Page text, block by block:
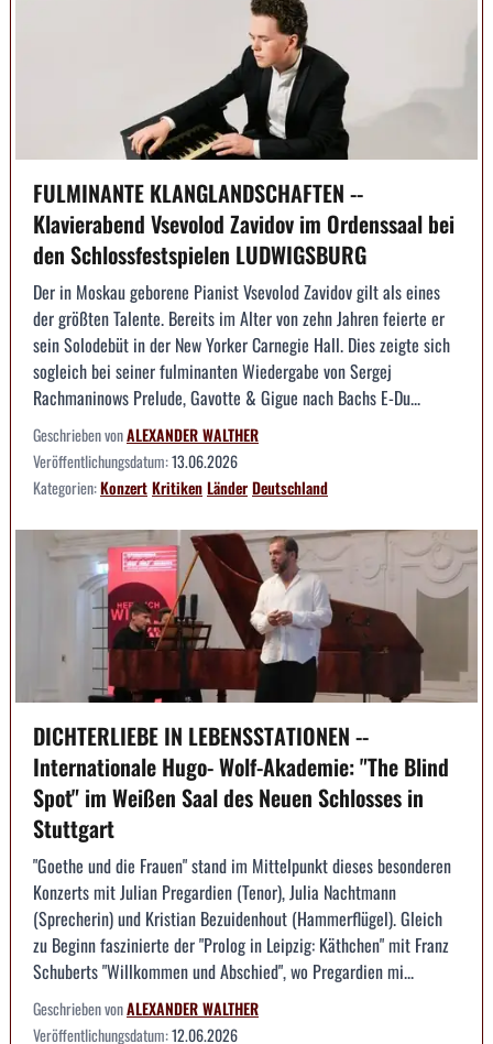
FULMINANTE KLANGLANDSCHAFTEN --
Klavierabend Vsevolod Zavidov im Ordenssaal bei
den Schlossfestspielen LUDWIGSBURG
Der in Moskau geborene Pianist Vsevolod Zavidov gilt als eines
der größten Talente. Bereits im Alter von zehn Jahren feierte er
sein Solodebüt in der New Yorker Carnegie Hall. Dies zeigte sich
sogleich bei seiner fulminanten Wiedergabe von Sergej
Rachmaninows Prelude, Gavotte & Gigue nach Bachs E-Du...
Geschrieben vonALEXANDER WALTHER
Veröffentlichungsdatum:13.06.2026
Kategorien:KonzertKritikenLänderDeutschland
DICHTERLIEBE IN LEBENSSTATIONEN --
Internationale Hugo- Wolf-Akademie: "The Blind
Spot" im Weißen Saal des Neuen Schlosses in
Stuttgart
"Goethe und die Frauen" stand im Mittelpunkt dieses besonderen
Konzerts mit Julian Pregardien (Tenor), Julia Nachtmann
(Sprecherin) und Kristian Bezuidenhout (Hammerflügel). Gleich
zu Beginn faszinierte der "Prolog in Leipzig: Käthchen" mit Franz
Schuberts "Willkommen und Abschied", wo Pregardien mi...
Geschrieben vonALEXANDER WALTHER
Veröffentlichungsdatum:12.06.2026